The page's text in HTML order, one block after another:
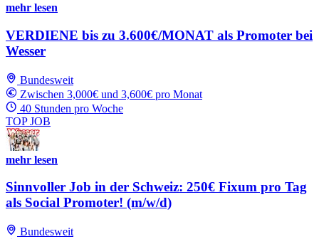
mehr lesen
VERDIENE bis zu 3.600€/MONAT als Promoter bei
Wesser
Bundesweit
Zwischen 3,000€ und 3,600€ pro Monat
40 Stunden pro Woche
TOP JOB
mehr lesen
Sinnvoller Job in der Schweiz: 250€ Fixum pro Tag
als Social Promoter! (m/w/d)
Bundesweit